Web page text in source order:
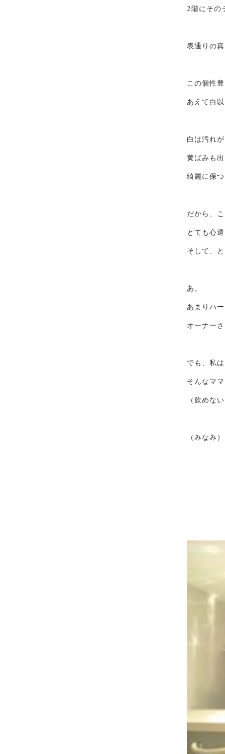
2階にその
表通りの
この個性
あえて白
白は汚れ
黄ばみも
綺麗に保
だから、
とても心
そして、
あ。
あまりハ
オーナー
でも、私
そんなマ
（飲めな
（みなみ）